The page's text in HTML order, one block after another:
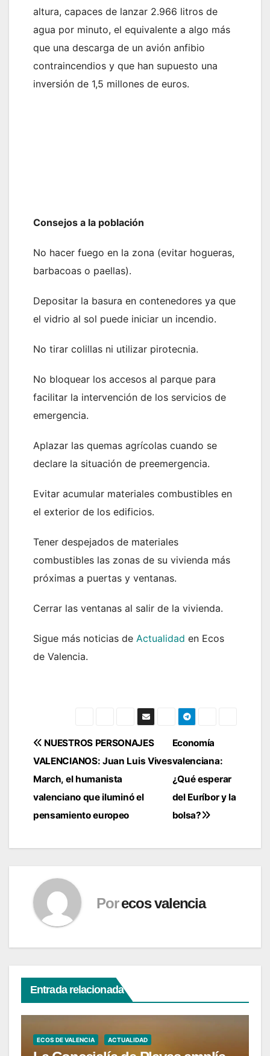
altura, capaces de lanzar 2.966 litros de
agua por minuto, el equivalente a algo más
que una descarga de un avión anfibio
contraincendios y que han supuesto una
inversión de 1,5 millones de euros.
Consejos a la población
No hacer fuego en la zona (evitar hogueras,
barbacoas o paellas).
Depositar la basura en contenedores ya que
el vidrio al sol puede iniciar un incendio.
No tirar colillas ni utilizar pirotecnia.
No bloquear los accesos al parque para
facilitar la intervención de los servicios de
emergencia.
Aplazar las quemas agrícolas cuando se
declare la situación de preemergencia.
Evitar acumular materiales combustibles en
el exterior de los edificios.
Tener despejados de materiales
combustibles las zonas de su vivienda más
próximas a puertas y ventanas.
Cerrar las ventanas al salir de la vivienda.
Sigue más noticias de Actualidad en Ecos
de Valencia.
Navegación
de
entradas
Economía
valenciana:
¿Qué esperar
del Euríbor y la
bolsa?
NUESTROS PERSONAJES
VALENCIANOS: Juan Luis Vives
March, el humanista
valenciano que iluminó el
pensamiento europeo
Por ecos valencia
Entrada relacionada
ECOS DE VALENCIA ACTUALIDAD